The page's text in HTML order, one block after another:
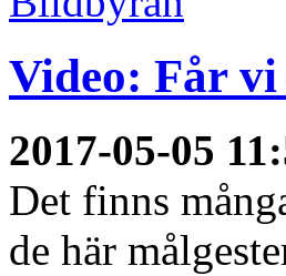
Video: Får vi
2017-05-05
Det finns
de här